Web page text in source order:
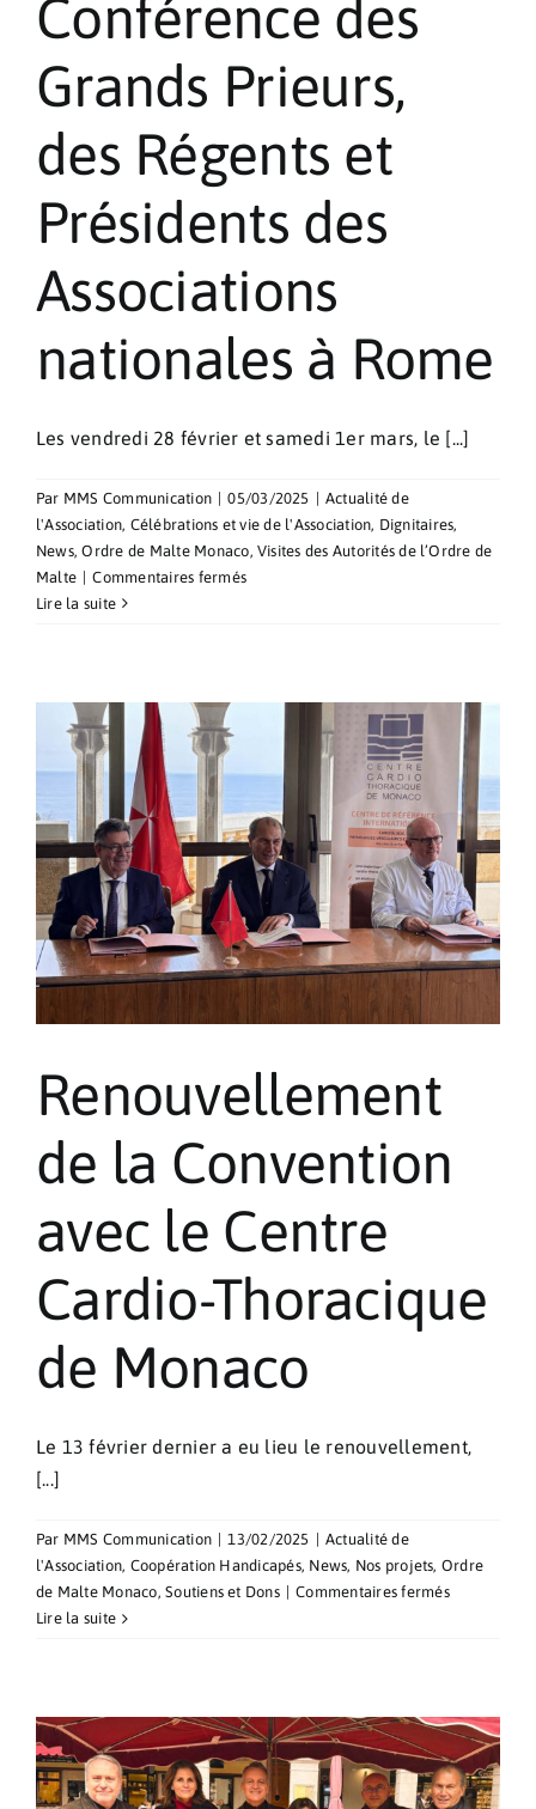
Conférence des
Grands Prieurs,
des Régents et
Présidents des
Associations
nationales à Rome
Les vendredi 28 février et samedi 1er mars, le [...]
Par MMS Communication | 05/03/2025 | Actualité de
l'Association, Célébrations et vie de l'Association, Dignitaires,
News,Ordre de Malte Monaco, Visites des Autorités de l’Ordre de
Malte | Commentaires ferméssur
des
Régents
Présidents
des
Associations
nationales
Rome
Lire la suite
Renouvellement
de la Convention
avec le Centre
Cardio-Thoracique
de Monaco
Le 13 février dernier a eu lieu le renouvellement,
[...]
Par MMS Communication 13/02/2025
Actualité de
l'Association, Coopération Handicapés, News, Nos projets, Ordre
de Malte Monaco,Soutiens et Dons Commentaires ferméssur
avec
Centre
Cardio-
Lire la suite